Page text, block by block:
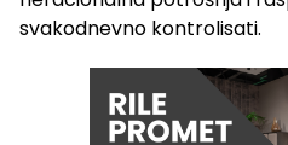
svakodnevno kontrolisati.